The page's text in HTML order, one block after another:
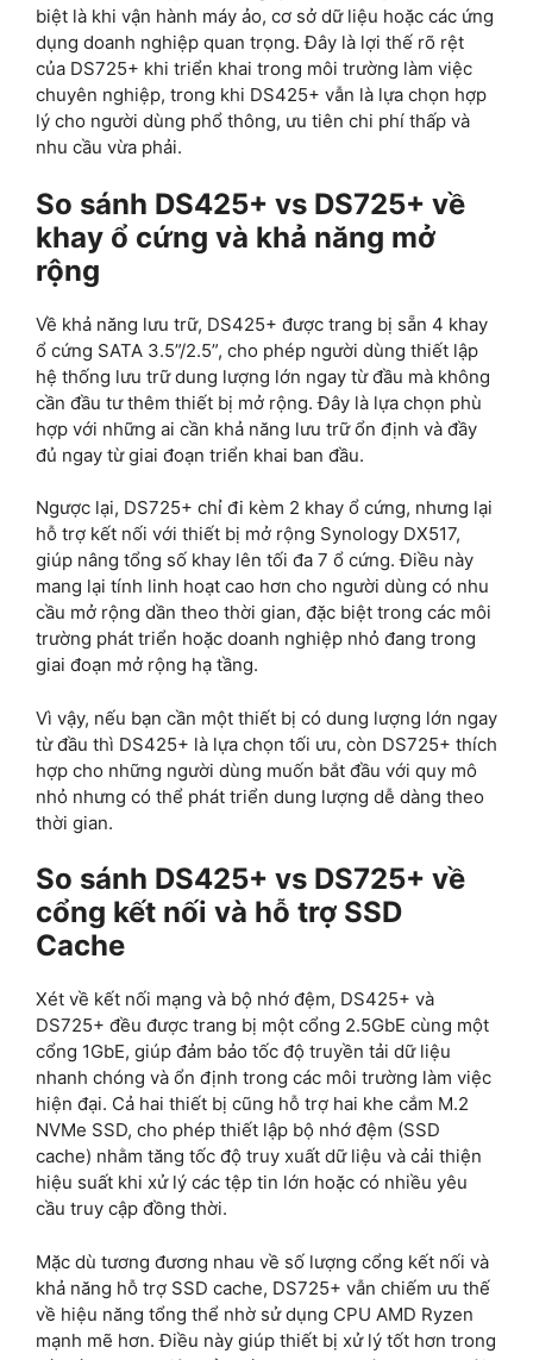
biệt là khi vận hành máy ảo, cơ sở dữ liệu hoặc các ứng
dụng doanh nghiệp quan trọng. Đây là lợi thế rõ rệt
của DS725+ khi triển khai trong môi trường làm việc
chuyên nghiệp, trong khi DS425+ vẫn là lựa chọn hợp
lý cho người dùng phổ thông, ưu tiên chi phí thấp và
nhu cầu vừa phải.
So sánh DS425+ vs DS725+ về
khay ổ cứng và khả năng mở
rộng
Về khả năng lưu trữ, DS425+ được trang bị sẵn 4 khay
ổ cứng SATA 3.5”/2.5”, cho phép người dùng thiết lập
hệ thống lưu trữ dung lượng lớn ngay từ đầu mà không
cần đầu tư thêm thiết bị mở rộng. Đây là lựa chọn phù
hợp với những ai cần khả năng lưu trữ ổn định và đầy
đủ ngay từ giai đoạn triển khai ban đầu.
Ngược lại, DS725+ chỉ đi kèm 2 khay ổ cứng, nhưng lại
hỗ trợ kết nối với thiết bị mở rộng Synology DX517,
giúp nâng tổng số khay lên tối đa 7 ổ cứng. Điều này
mang lại tính linh hoạt cao hơn cho người dùng có nhu
cầu mở rộng dần theo thời gian, đặc biệt trong các môi
trường phát triển hoặc doanh nghiệp nhỏ đang trong
giai đoạn mở rộng hạ tầng.
Vì vậy, nếu bạn cần một thiết bị có dung lượng lớn ngay
từ đầu thì DS425+ là lựa chọn tối ưu, còn DS725+ thích
hợp cho những người dùng muốn bắt đầu với quy mô
nhỏ nhưng có thể phát triển dung lượng dễ dàng theo
thời gian.
So sánh DS425+ vs DS725+ về
cổng kết nối và hỗ trợ SSD
Cache
Xét về kết nối mạng và bộ nhớ đệm, DS425+ và
DS725+ đều được trang bị một cổng 2.5GbE cùng một
cổng 1GbE, giúp đảm bảo tốc độ truyền tải dữ liệu
nhanh chóng và ổn định trong các môi trường làm việc
hiện đại. Cả hai thiết bị cũng hỗ trợ hai khe cắm M.2
NVMe SSD, cho phép thiết lập bộ nhớ đệm (SSD
cache) nhằm tăng tốc độ truy xuất dữ liệu và cải thiện
hiệu suất khi xử lý các tệp tin lớn hoặc có nhiều yêu
cầu truy cập đồng thời.
Mặc dù tương đương nhau về số lượng cổng kết nối và
khả năng hỗ trợ SSD cache, DS725+ vẫn chiếm ưu thế
về hiệu năng tổng thể nhờ sử dụng CPU AMD Ryzen
mạnh mẽ hơn. Điều này giúp thiết bị xử lý tốt hơn trong